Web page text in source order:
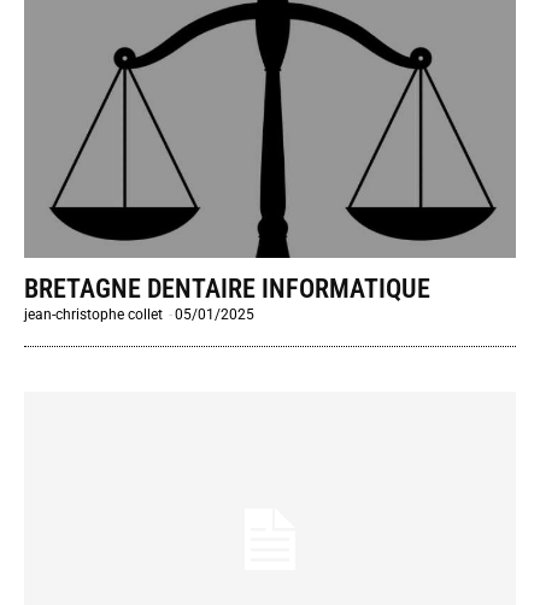
BRETAGNE DENTAIRE INFORMATIQUE
jean-christophe collet -05/01/2025